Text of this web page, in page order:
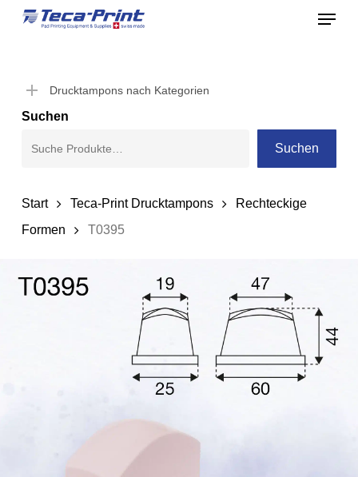
Skip
content
Menu
Drucktampons nach Kategorien
Suchen
Suchen
Start Teca-Print Drucktampons
Rechteckige
Formen
T0395